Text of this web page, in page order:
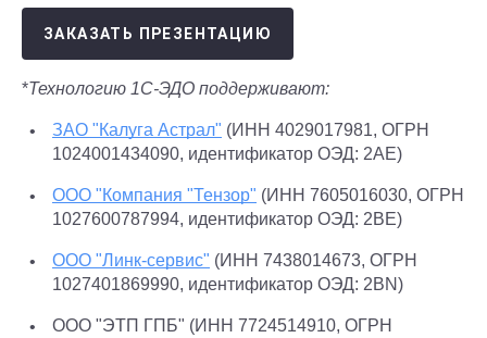
ЗАКАЗАТЬ ПРЕЗЕНТАЦИЮ
*Технологию 1С-ЭДО поддерживают:
ЗАО "Калуга Астрал" (ИНН 4029017981, ОГРН
1024001434090, идентификатор ОЭД: 2AE)
ООО "Компания "Тензор" (ИНН 7605016030, ОГРН
1027600787994, идентификатор ОЭД: 2BE)
ООО "Линк-сервис" (ИНН 7438014673, ОГРН
1027401869990, идентификатор ОЭД: 2BN)
ООО "ЭТП ГПБ" (ИНН 7724514910, ОГРН